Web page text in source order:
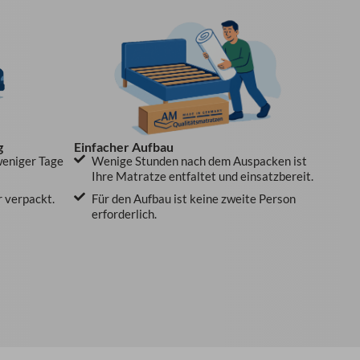
Tage
verpackt.
Einfacher Aufbau
Wenige Stunden nach dem Auspacken ist
Ihre Matratze entfaltet und einsatzbereit.
Für den Aufbau ist keine zweite Person
erforderlich.